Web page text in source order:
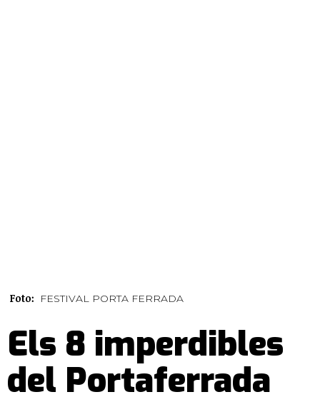
Foto: FESTIVAL PORTA FERRADA
Els 8 imperdibles
del Portaferrada